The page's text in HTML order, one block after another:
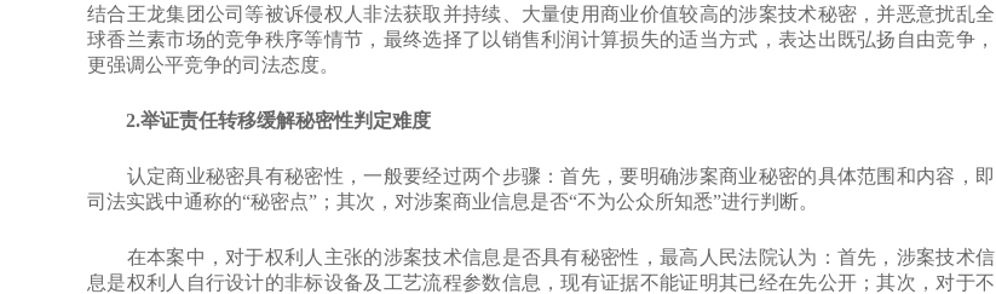
结合王龙集团公司等被诉侵权人非法获取并持续、大量使用商业价值较高的涉案技术秘密，并恶意扰乱全
球香兰素市场的竞争秩序等情节，最终选择了以销售利润计算损失的适当方式，表达出既弘扬自由竞争，
更强调公平竞争的司法态度。
2.举证责任转移缓解秘密性判定难度
认定商业秘密具有秘密性，一般要经过两个步骤：首先，要明确涉案商业秘密的具体范围和内容，即
司法实践中通称的“秘密点”；其次，对涉案商业信息是否“不为公众所知悉”进行判断。
在本案中，对于权利人主张的涉案技术信息是否具有秘密性，最高人民法院认为：首先，涉案技术信
息是权利人自行设计的非标设备及工艺流程参数信息，现有证据不能证明其已经在先公开；其次，对于不